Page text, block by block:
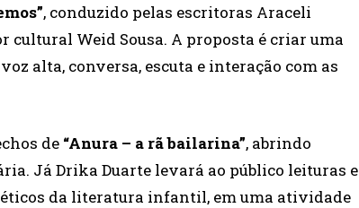
, conduzido pelas escritoras Araceli
cultural Weid Sousa. A proposta é criar uma
alta, conversa, escuta e interação com as
de “Anura – a rã bailarina”, abrindo
Já Drika Duarte levará ao público leituras e
da literatura infantil, em uma atividade